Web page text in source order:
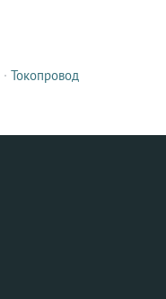
· Токопровод